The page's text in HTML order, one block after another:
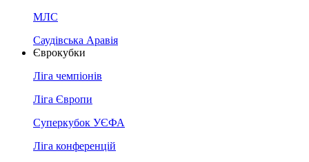
МЛС
Саудівська Аравія
Єврокубки
Ліга чемпіонів
Ліга Європи
Суперкубок УЄФА
Ліга конференцій